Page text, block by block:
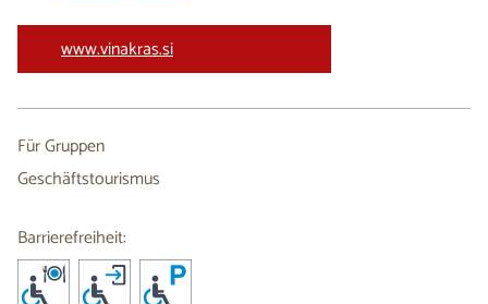
www.vinakras.si
Für Gruppen
Geschäftstourismus
Barrierefreiheit: